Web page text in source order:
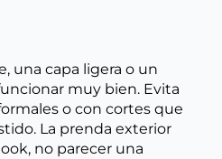
una capa ligera o un
muy bien. Evita
o con cortes que
La prenda exterior
no parecer una